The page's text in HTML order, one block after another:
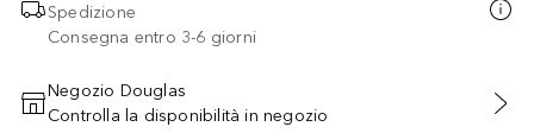
Spedizione
Consegna entro 3-6 giorni
AGGIUNGI AL CARRELLO
Negozio Douglas
Controlla la disponibilità in negozio